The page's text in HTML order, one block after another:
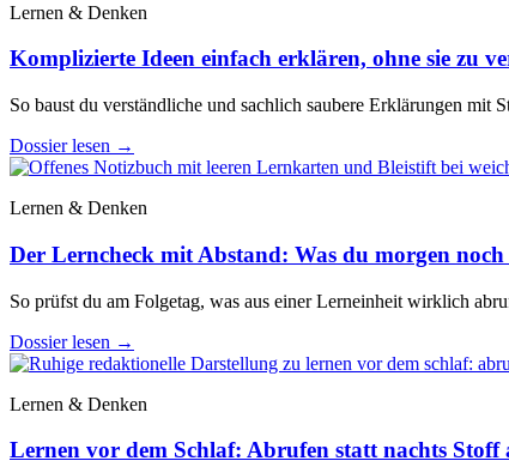
Lernen & Denken
Komplizierte Ideen einfach erklären, ohne sie zu
So baust du verständliche und sachlich saubere Erklärungen mit
Dossier lesen →
Lernen & Denken
Der Lerncheck mit Abstand: Was du morgen
So prüfst du am Folgetag, was aus einer Lerneinheit wirklich
Dossier lesen →
Lernen & Denken
Lernen vor dem Schlaf: Abrufen statt nachts Stoff